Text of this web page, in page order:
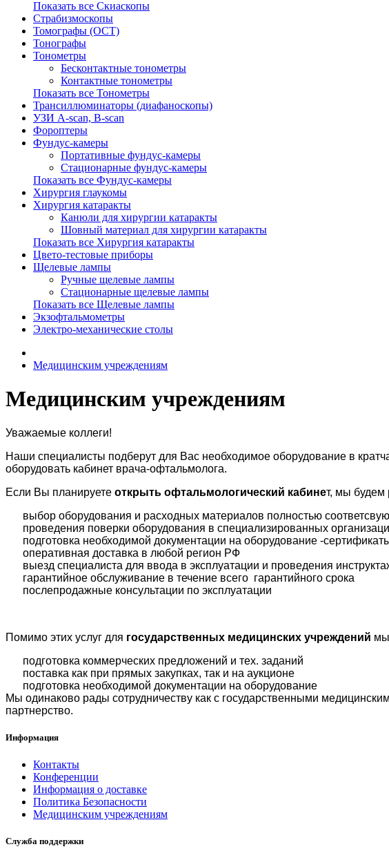
Показать все Скиаскопы
Страбизмоскопы
Томографы (OCT)
Тонографы
Тонометры
Бесконтактные тонометры
Контактные тонометры
Показать все Тонометры
Трансиллюминаторы (диафаноскопы)
УЗИ A-scan, B-scan
Фороптеры
Фундус-камеры
Портативные фундус-камеры
Стационарные фундус-камеры
Показать все Фундус-камеры
Хирургия глаукомы
Хирургия катаракты
Канюли для хирургии катаракты
Шовный материал для хирургии катаракты
Показать все Хирургия катаракты
Цвето-тестовые приборы
Щелевые лампы
Ручные щелевые лампы
Стационарные щелевые лампы
Показать все Щелевые лампы
Экзофтальмометры
Электро-механические столы
Медицинским учреждениям
Медицинским учреждениям
Уважаемые коллеги!
Наши специалисты подберут для Вас необходимое оборудование в
оборудовать кабинет врача-офтальмолога.
Если Вы планируете открыть офтальмологический кабинет, мы будем
выбор оборудования и расходных материалов полностью
проведения поверки оборудования в специализированных
подготовка необходимой документации на оборудование -
оперативная доставка в любой регион РФ
выезд специалиста для ввода в эксплуатации и проведения
гарантийное обслуживание в течение всего гарантийного срока
послепродажные консультации по эксплуатации
Помимо этих услуг для государственных медицинских учреждений мы
подготовка коммерческих предложений и тех. заданий
поставка как при прямых закупках, так и на аукционе
подготовка необходимой документации на оборудование
Мы одинаково рады сотрудничеству как с государственными
партнерство.
Информация
Контакты
Конференции
Информация о доставке
Политика Безопасности
Медицинским учреждениям
Служба поддержки